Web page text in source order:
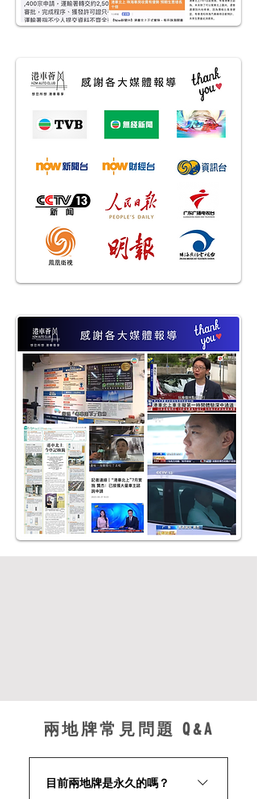
兩地牌常見問題 Q&A
目前兩地牌是永久的嗎？